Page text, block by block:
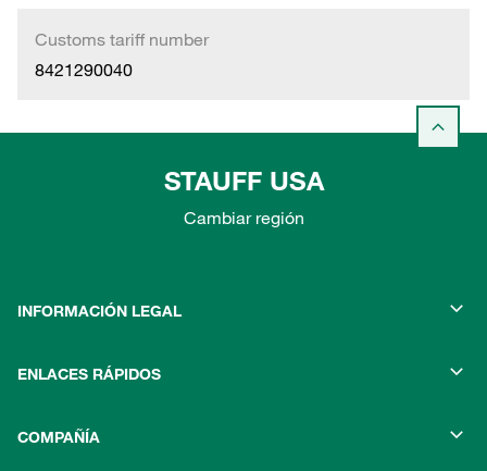
Customs tariff number
8421290040
STAUFF USA
Cambiar región
INFORMACIÓN LEGAL
ENLACES RÁPIDOS
COMPAÑÍA